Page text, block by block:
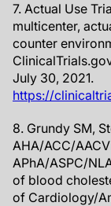
7. Actual Use
multicenter,
counter
July 30, 2021.
https://
8. Grundy SM,
AHA/ACC/
APhA/ASPC/
of blood
of Cardiology/